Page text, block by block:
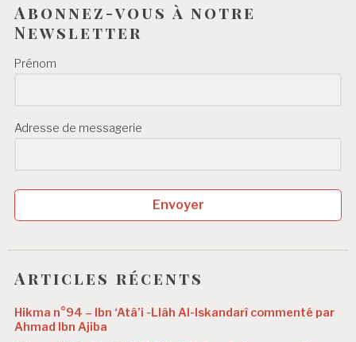
Abonnez-vous à notre
Newsletter
Prénom
Adresse de messagerie
Envoyer
Articles récents
Hikma n°94 – Ibn ‘Atâ’i -Llâh Al-Iskandarî commenté par
Ahmad Ibn Ajiba